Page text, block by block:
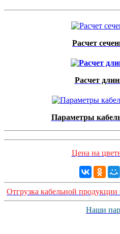
Расчет
Расчет
Параметры
Цена на
Отгрузка кабельной
Наши